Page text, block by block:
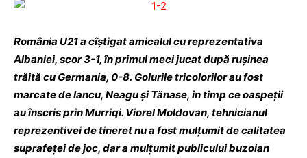
România U21 a cîştigat amicalul cu reprezentativa
Albaniei, scor 3-1, în primul meci jucat după ruşinea
trăită cu Germania, 0-8. Golurile tricolorilor au fost
marcate de Iancu, Neagu şi Tănase, în timp ce oaspeţii
au înscris prin Murriqi. Viorel Moldovan, tehnicianul
reprezentivei de tineret nu a fost mulţumit de calitatea
suprafeţei de joc, dar a mulţumit publicului buzoian